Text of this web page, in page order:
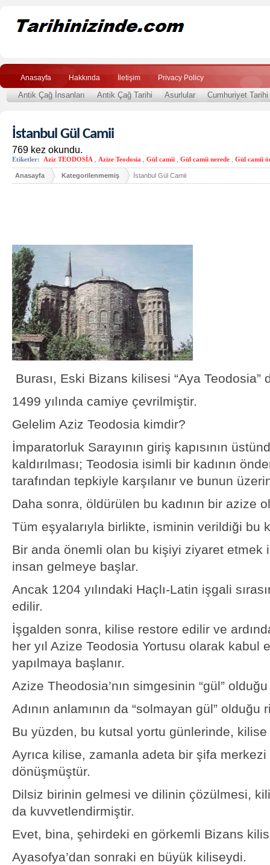
Anasayfa Hakkında İletişim Privacy Policy
Antik Çağ İnsanları Antik Çağ Tarihi Asurlular Cumhuriyet Tarihi
İstanbul Gül Camii
769 kez okundu.
Etiketler: Aziz TEODOSİA Azize Teodosia Gül camii Gül camii nerede Gül camii
Anasayfa Kategorilenmemiş İstanbul Gül Camii
Burası, Eski Bizans kilisesi “Aya Teodosia”
1499 yılında camiye çevrilmiştir.
Gelelim Aziz Teodosia kimdir?
İmparatorluk Sarayının giriş kapısının
kaldırılması; Teodosia isimli bir kadının
tarafından tepkiyle karşılanır ve bunun
Daha sonra, öldürülen bu kadının bir azize
Tüm eşyalarıyla birlikte, isminin verildiği bu
Bir anda önemli olan bu kişiyi ziyaret etmek
insan gelmeye başlar.
Ancak 1204 yılındaki Haçlı-Latin işgali
edilir.
İşgalden sonra, kilise restore edilir ve
her yıl Azize Teodosia Yortusu olarak kabul
yapılmaya başlanır.
Azize Theodosia’nın simgesinin “gül”
Adının anlamının da “solmayan gül” olduğu
Bu yüzden, bu kutsal yortu günlerinde, kilise
Ayrıca kilise, zamanla adeta bir şifa
dönüşmüştür.
Dilsiz birinin gelmesi ve dilinin çözülmesi,
da kuvvetlendirmiştir.
Evet, bina, şehirdeki en görkemli Bizans
Ayasofya’dan sonraki en büyük kiliseydi.